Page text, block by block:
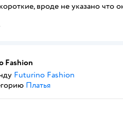
вроде не указано что
Fashion
Futurino Fashion
Платья